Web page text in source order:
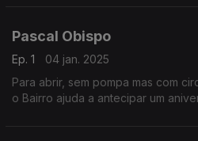
Pascal Obispo
Ep. 1
04 jan. 2025
Para abrir, sem pompa mas com
o Bairro ajuda a antecipar um